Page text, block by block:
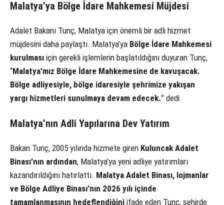
Malatya’ya Bölge İdare Mahkemesi Müjdesi
Adalet Bakanı Tunç, Malatya için önemli bir adli hizmet
müjdesini daha paylaştı. Malatya’ya Bölge İdare Mahkemesi
kurulması için gerekli işlemlerin başlatıldığını duyuran Tunç,
“Malatya’mız Bölge İdare Mahkemesine de kavuşacak.
Bölge adliyesiyle, bölge idaresiyle şehrimize yakışan
yargı hizmetleri sunulmaya devam edecek.” dedi.
Malatya’nın Adli Yapılarına Dev Yatırım
Bakan Tunç, 2005 yılında hizmete giren Kuluncak Adalet
Binası’nın ardından, Malatya’ya yeni adliye yatırımları
kazandırıldığını hatırlattı. Malatya Adalet Binası, lojmanlar
ve Bölge Adliye Binası’nın 2026 yılı içinde
tamamlanmasının hedeflendiğini ifade eden Tunç, şehirde